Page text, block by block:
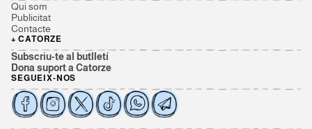
Qui som
Publicitat
Contacte
+ CATORZE
Subscriu-te al butlletí
Dona suport a Catorze
SEGUEIX-NOS